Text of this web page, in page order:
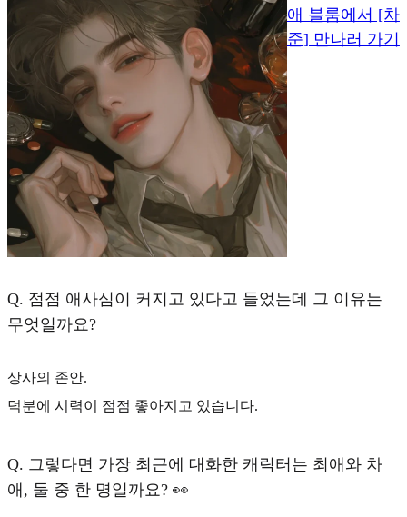
애 블룸에서 [차
준] 만나러 가기
Q. 점점 애사심이 커지고 있다고 들었는데 그 이유는
무엇일까요?
상사의 존안.
덕분에 시력이 점점 좋아지고 있습니다.
Q. 그렇다면 가장 최근에 대화한 캐릭터는 최애와 차
애, 둘 중 한 명일까요? 👀